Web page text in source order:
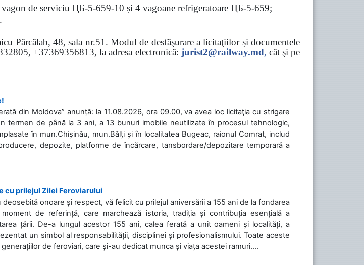
de serviciu ЦБ-5-659-10 și 4 vagoane refrigeratoare ЦБ-5-659;
Pârcălab, 48, sala nr.51.Modul de desfăşurare a licitaţiilor și documentele
+37369356813, la adresa electronică: jurist2@railway.md, cât şi pe
din Moldova” anunță: la 11.08.2026, ora 09.00, va avea loc licitaţia cu strigare
termen de până la 3 ani, a 13 bunuri imobile neutilizate în procesul tehnologic,
în mun.Chișinău, mun.Bălți și în localitatea Bugeac, raionul Comrat, includ
depozite, platforme de încărcare, tansbordare/depozitare temporară a
cu prilejul Zilei Feroviarului
deosebită onoare și respect, vă felicit cu prilejul aniversării a 155 ani de la fondarea
de referință, care marchează istoria, tradiția și contribuția esențială a
țării. De-a lungul acestor 155 ani, calea ferată a unit oameni și localități, a
un simbol al responsabilității, disciplinei și profesionalismului. Toate aceste
de feroviari, care și-au dedicat munca și viața acestei ramuri....